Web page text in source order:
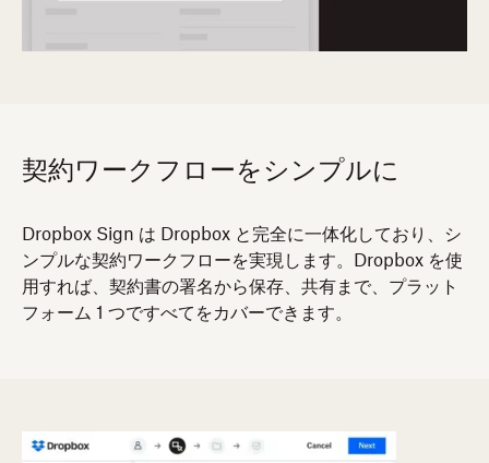
契約ワークフローをシンプルに
Dropbox Sign は Dropbox と完全に一体化しており、シ
ンプルな契約ワークフローを実現します。Dropbox を使
用すれば、契約書の署名から保存、共有まで、プラット
フォーム 1 つですべてをカバーできます。